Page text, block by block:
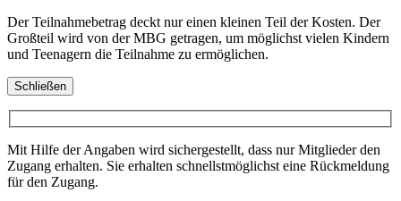
Der Teilnahmebetrag deckt nur einen kleinen Teil der Kosten. Der
Großteil wird von der MBG getragen, um möglichst vielen Kindern
und Teenagern die Teilnahme zu ermöglichen.
Schließen
Mit Hilfe der Angaben wird sichergestellt, dass nur Mitglieder den
Zugang erhalten. Sie erhalten schnellstmöglichst eine Rückmeldung
für den Zugang.